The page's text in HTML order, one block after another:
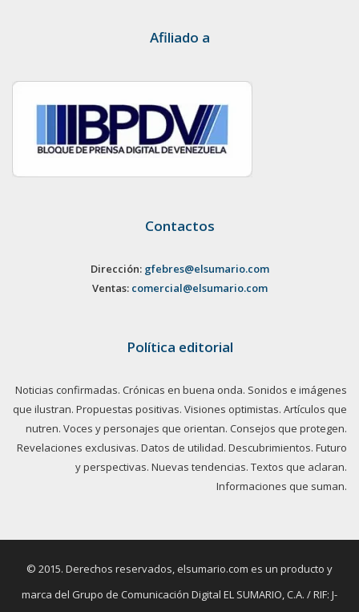
Afiliado a
Contactos
Dirección: gfebres@elsumario.com
Ventas: comercial@elsumario.com
Política editorial
Noticias confirmadas. Crónicas en buena onda. Sonidos e imágenes
que ilustran. Propuestas positivas. Visiones optimistas. Artículos que
nutren. Voces y personajes que orientan. Consejos que protegen.
Revelaciones exclusivas. Datos de utilidad. Descubrimientos. Futuro
y perspectivas. Nuevas tendencias. Textos que aclaran.
Informaciones que suman.
© 2015. Derechos reservados, elsumario.com es un producto y
marca del Grupo de Comunicación Digital EL SUMARIO, C.A. / RIF: J-